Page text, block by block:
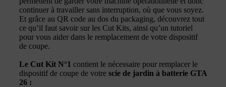
continuer à travailler sans interruption, où que vous soyez.
Et grâce au QR code au dos du packaging, découvrez tout
ce qu’il faut savoir sur les Cut Kits, ainsi qu’un tutoriel
pour vous aider dans le remplacement de votre dispositif
de coupe.
Le Cut Kit N°1 contient le nécessaire pour remplacer le
dispositif de coupe de votre scie de jardin à batterie GTA
26 :